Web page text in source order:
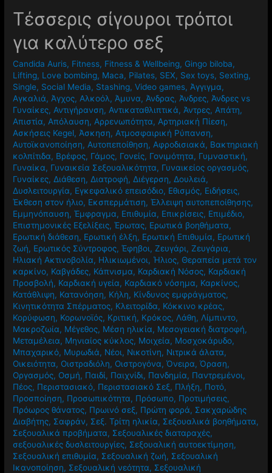
Τέσσερις σίγουροι τρόποι
για καλύτερο σεξ
Candida Auris, Fitness, Fitness & Wellbeing, Gingo biloba,
Lifting, Love bombing, Maca, Pilates, SEX, Sex toys, Sexting,
Single, Social Media, Stashing,Video games, Άγγιγμα,
Αγκαλιά, Άγχος, Αλκοόλ, Άμυνα, Άνδρας, Άνδρες, Άνδρες vs
Γυναίκες, Αντιγήρανση, Αντικαταθλιπτικά, Άντρες, Απάτη,
Απιστία, Απόλαυση, Αρρενωπότητα, Αρτηριακή Πίεση,
Ασκήσεις Kegel, Άσκηση, Ατμοσφαιρική Ρύπανση,
Αυτοϊκανοποίηση, Αυτοπεποίθηση, Αφροδισιακά, Βακτηριακή
κολπίτιδα, Βρέφος, Γάμος, Γονείς, Γονιμότητα, Γυμναστική,
Γυναίκα, Γυναικεία Σεξουαλικότητα, Γυναικείος οργασμός,
Γυναίκες, Διάθεση, Διατροφή, Διέγερση, Δουλειά,
Δυσλειτουργία, Εγκεφαλικό επεισόδιο, Εθισμός, Ειδήσεις,
Έκθεση στον ήλιο, Εκσπερμάτιση,Έλλειψη αυτοπεποίθησης,
Εμμηνόπαυση,Έμφραγμα, Επιθυμία, Επικρίσεις, Επιμέδιο,
Επιστημονικές Εξελίξεις,Έρωτας, Ερωτικά βοηθήματα,
Ερωτική διάθεση, Ερωτική έλξη, Ερωτική Επιθυμία, Ερωτική
ζωή, Ερωτικός Σύντροφος,Έφηβοι,Ζευγάρι,Ζευγάρια,
Ηλιακή Ακτινοβολία, Ηλικιωμένοι, Ήλιος, Θεραπεία μετά τον
καρκίνο, Καβγάδες, Κάπνισμα, Καρδιακή Νόσος, Καρδιακή
Προσβολή, Καρδιακή υγεία, Καρδιακό νόσημα, Καρκίνος,
Κατάθλιψη, Κατανόηση, Κήλη, Κίνδυνος εμφράγματος,
Κινητικότητα Σπέρματος, Κλειτορίδα, Κόκκινο κρέας,
Κορύφωση, Κορωνοϊός, Κριτική, Κρόκος, Λάθη, Λίμπιντο,
Μακροζωία, Μέγεθος, Μέση ηλικία, Μεσογειακή διατροφή,
Μεταμέλεια, Μηνιαίος κύκλος, Μοιχεία, Μοσχοκάρυδο,
Μπαχαρικό, Μυρωδιά, Νέοι, Νικοτίνη, Νιτρικά άλατα,
Οικειότητα, Οιστραδιόλη, Οιστρογόνα,Όνειρα,Όραση,
Οργασμός, Οσμή, Παιδί, Παιχνίδι, Πανδημία, Παντρεμένοι,
Πέος, Περιστασιακό, Περιστασιακό Σεξ, Πλήξη, Ποτό,
Προσποίηση, Προσωπικότητα, Πρόσωπο, Προτιμήσεις,
Πρόωρος θάνατος, Πρωινό σεξ, Πρώτη φορά, Σακχαρώδης
Διαβήτης, Σαφράν, Σεξ. Τρίτη ηλικία, Σεξουαλικά βοηθήματα,
Σεξουαλικά προβήματα, Σεξουαλικές διαταραχές,
σεξουαλικές δυσλειτουργίες, Σεξουαλική αυτοεκτίμηση,
Σεξουαλική επιθυμία, Σεξουαλική ζωή, Σεξουαλική
Ικανοποίηση, Σεξουαλική νεότητα, Σεξουαλική